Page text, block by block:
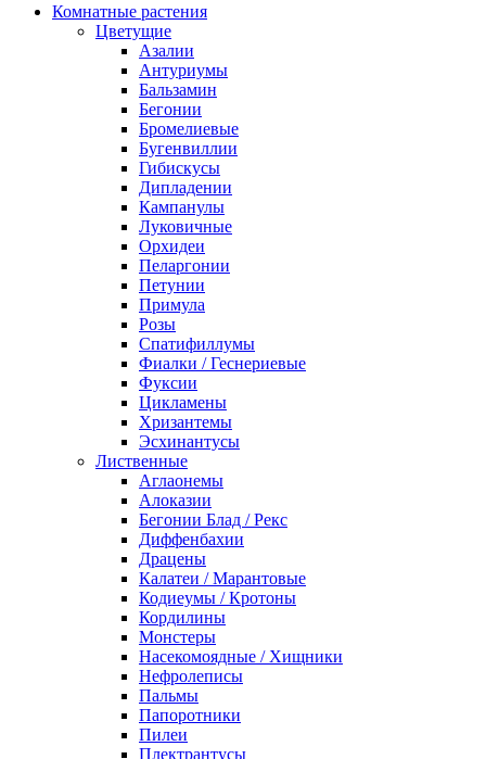
Комнатные растения
Цветущие
Азалии
Антуриумы
Бальзамин
Бегонии
Бромелиевые
Бугенвиллии
Гибискусы
Дипладении
Кампанулы
Луковичные
Орхидеи
Пеларгонии
Петунии
Примула
Розы
Спатифиллумы
Фиалки / Геснериевые
Фуксии
Цикламены
Хризантемы
Эсхинантусы
Лиственные
Аглаонемы
Алоказии
Бегонии Блад / Рекс
Диффенбахии
Драцены
Калатеи / Марантовые
Кодиеумы / Кротоны
Кордилины
Монстеры
Насекомоядные / Хищники
Нефролеписы
Пальмы
Папоротники
Пилеи
Плектрантусы